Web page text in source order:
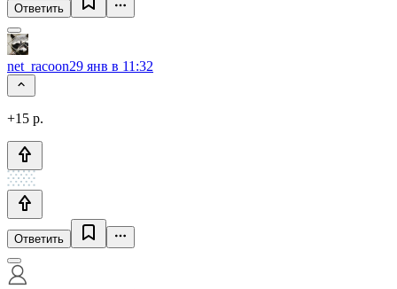
Ответить
net_racoon29 янв в 11:32
+15 р.
Ответить